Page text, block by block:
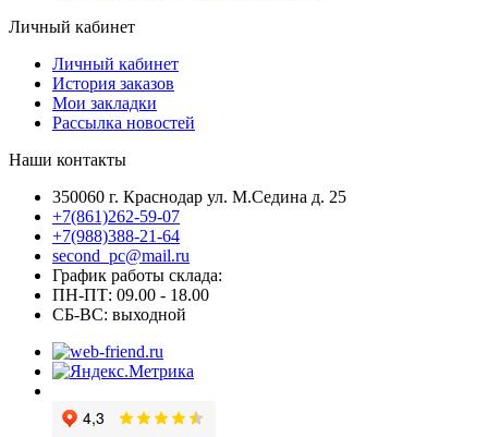
Личный кабинет
Личный кабинет
История заказов
Мои закладки
Рассылка новостей
Наши контакты
350060 г. Краснодар ул. М.Седина д. 25
+7(861)262-59-07
+7(988)388-21-64
second_pc@mail.ru
График работы склада:
ПН-ПТ: 09.00 - 18.00
СБ-ВС: выходной